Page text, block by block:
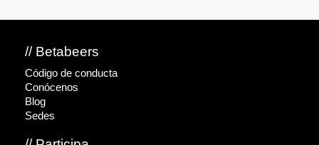
// Betabeers
Código de conducta
Conócenos
Blog
Sedes